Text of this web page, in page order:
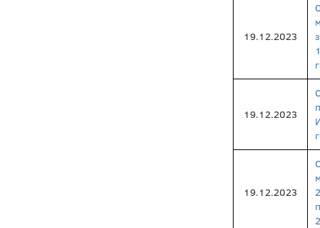
19.12.2023
19.12.2023
19.12.2023